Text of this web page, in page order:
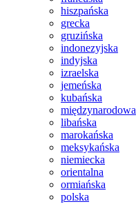
hiszpańska
grecka
gruzińska
indonezyjska
indyjska
izraelska
jemeńska
kubańska
międzynarodowa
libańska
marokańska
meksykańska
niemiecka
orientalna
ormiańska
polska